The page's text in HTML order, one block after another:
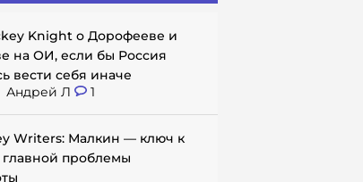
Knight о Дорофееве и
на ОИ, если бы Россия
вести себя иначе
Андрей Л 1
Writers: Малкин — ключ к
проблемы